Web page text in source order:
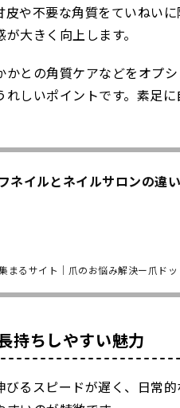
や不要な角質をていねい
大きく向上します。
かとの角質ケアなどをオプ
しいポイントです。素足
ネイルとネイルサロンの違
まるサイト｜爪のお悩み解決ー爪ドッ
持ちしやすい魅力
びるスピードが遅く、日常